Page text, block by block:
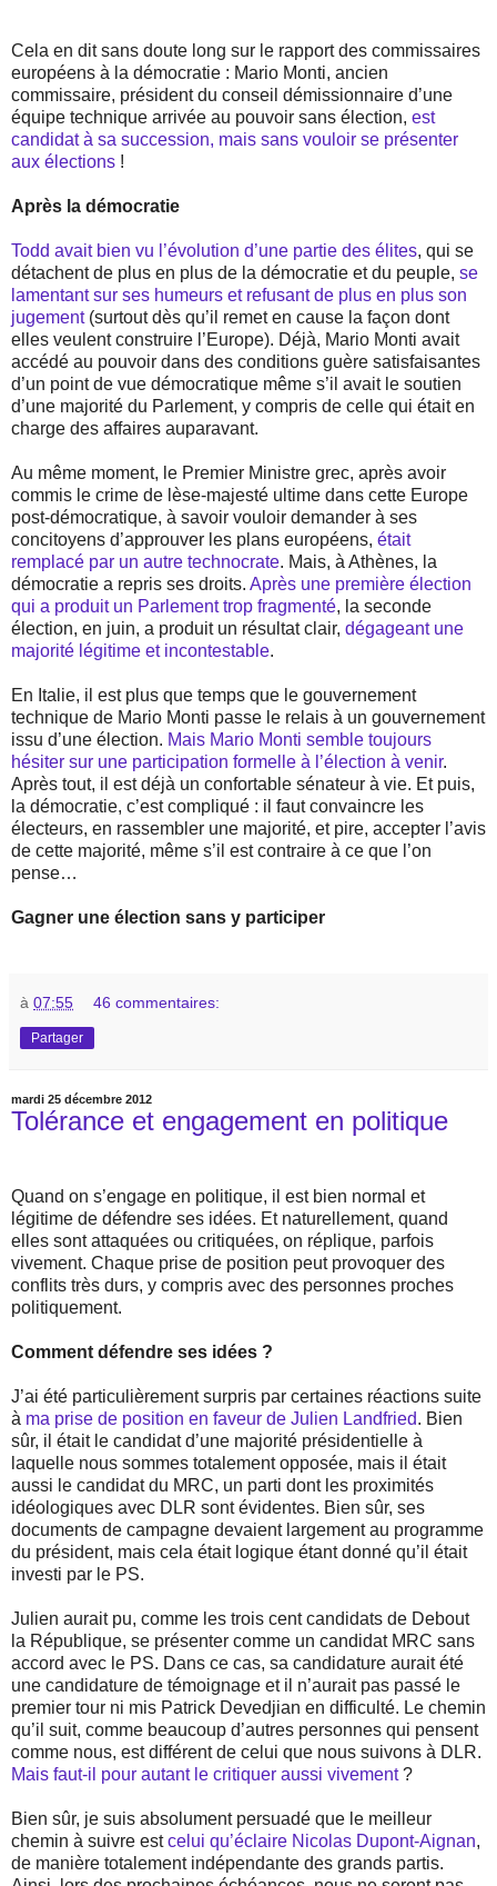
Cela en dit sans doute long sur le rapport des commissaires
européens à la démocratie : Mario Monti, ancien
commissaire, président du conseil démissionnaire d’une
équipe technique arrivée au pouvoir sans élection, est
candidat à sa succession, mais sans vouloir se présenter
aux élections !
Après la démocratie
Todd avait bien vu l’évolution d’une partie des élites, qui se
détachent de plus en plus de la démocratie et du peuple, se
lamentant sur ses humeurs et refusant de plus en plus son
jugement(surtout dès qu’il remet en cause la façon dont
elles veulent construire l’Europe). Déjà, Mario Monti avait
accédé au pouvoir dans des conditions guère satisfaisantes
d’un point de vue démocratique même s’il avait le soutien
d’une majorité du Parlement, y compris de celle qui était en
charge des affaires auparavant.
Au même moment, le Premier Ministre grec, après avoir
commis le crime de lèse-majesté ultime dans cette Europe
post-démocratique, à savoir vouloir demander à ses
concitoyens d’approuver les plans européens, était
remplacé par un autre technocrate. Mais, à Athènes, la
démocratie a repris ses droits. Après une première élection
qui a produit un Parlement trop fragmenté, la seconde
élection, en juin, a produit un résultat clair, dégageant une
majorité légitime et incontestable.
En Italie, il est plus que temps que le gouvernement
technique de Mario Monti passe le relais à un gouvernement
issu d’une élection. Mais Mario Monti semble toujours
hésiter sur une participation formelle à l’élection à venir.
Après tout, il est déjà un confortable sénateur à vie. Et puis,
la démocratie, c’est compliqué : il faut convaincre les
électeurs, en rassembler une majorité, et pire, accepter l’avis
de cette majorité, même s’il est contraire à ce que l’on
pense…
Gagner une élection sans y participer
à 07:55 46 commentaires:
Partager
mardi 25 décembre 2012
Tolérance et engagement en politique
Quand on s’engage en politique, il est bien normal et
légitime de défendre ses idées. Et naturellement, quand
elles sont attaquées ou critiquées, on réplique, parfois
vivement. Chaque prise de position peut provoquer des
conflits très durs, y compris avec des personnes proches
politiquement.
Comment défendre ses idées ?
J’ai été particulièrement surpris par certaines réactions suite
à ma prise de position en faveur de Julien Landfried. Bien
sûr, il était le candidat d’une majorité présidentielle à
laquelle nous sommes totalement opposée, mais il était
aussi le candidat du MRC, un parti dont les proximités
idéologiques avec DLR sont évidentes. Bien sûr, ses
documents de campagne devaient largement au programme
du président, mais cela était logique étant donné qu’il était
investi par le PS.
Julien aurait pu, comme les trois cent candidats de Debout
la République, se présenter comme un candidat MRC sans
accord avec le PS. Dans ce cas, sa candidature aurait été
une candidature de témoignage et il n’aurait pas passé le
premier tour ni mis Patrick Devedjian en difficulté. Le chemin
qu’il suit, comme beaucoup d’autres personnes qui pensent
comme nous, est différent de celui que nous suivons à DLR.
Mais faut-il pour autant le critiquer aussi vivement?
Bien sûr, je suis absolument persuadé que le meilleur
chemin à suivre estcelui qu’éclaire Nicolas Dupont-Aignan,
de manière totalement indépendante des grands partis.